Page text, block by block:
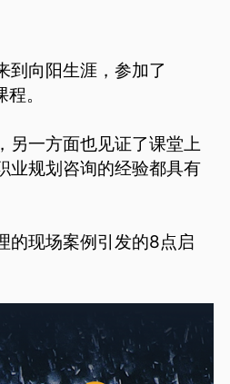
到向阳生涯，参加了
。
另一方面也见证了课堂上
业规划咨询的经验都具有
的现场案例引发的8点启